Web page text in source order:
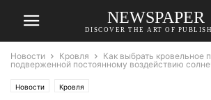
NEWSPAPER
DISCOVER THE ART OF
Новости Кровля
Как выбрать кровельное
подверженной постоянному воздействию
Новости Кровля